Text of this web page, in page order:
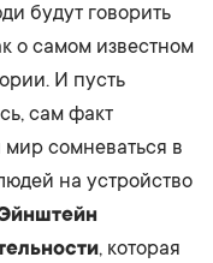
будут говорить
о самом известном
И пусть
сам факт
сомневаться в
на устройство
Эйнштейн
, которая